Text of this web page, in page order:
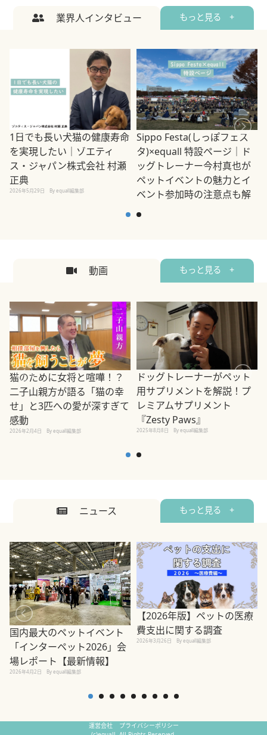
業界人インタビュー もっと見る +
1日でも長い犬猫の健康寿命
を実現したい｜ゾエティ
ス・ジャパン株式会社 村瀬
正典
2026年5月29日 By equall編集部
Sippo Festa(しっぽフェス
タ)×equall 特設ページ｜ド
ッグトレーナー今村真也が
ペットイベントの魅力とイ
ベント参加時の注意点も解
2026年5月12日
動画 もっと見る +
猫のために女将と喧嘩！？
二子山親方が語る「猫の幸
せ」と3匹への愛が深すぎて
感動
2026年2月4日 By equall編集部
ドッグトレーナーがペット
用サプリメントを解説！プ
レミアムサプリメント
『Zesty Paws』
2025年8月8日 By equall編集部
ニュース もっと見る +
国内最大のペットイベント
「インターペット2026」会
場レポート【最新情報】
2026年4月2日 By equall編集部
【2026年版】ペットの医療
費支出に関する調査
2026年3月26日 By equall編集部
運営会社
プライバシーポリシー